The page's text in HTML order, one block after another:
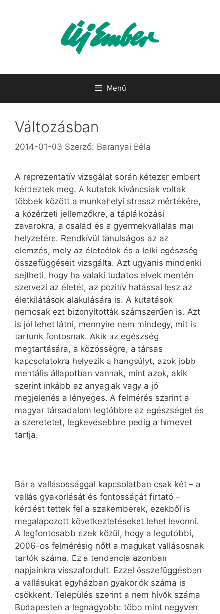
Menü
Változásban
2014-01-03 Szerző: Baranyai Béla
A reprezentatív vizsgálat során kétezer embert
kérdeztek meg. A kutatók kíváncsiak voltak
többek között a munkahelyi stressz mértékére,
a közérzeti jellemzőkre, a táplálkozási
zavarokra, a család és a gyermekvállalás mai
helyzetére. Rendkívül tanulságos az az
elemzés, mely az életcélok és a lelki egészség
összefüggéseit vizsgálta. Azt ugyanis mindenki
sejtheti, hogy ha valaki tudatos elvek mentén
szervezi az életét, az pozitív hatással lesz az
életkilátások alakulására is. A kutatások
nemcsak ezt bizonyították számszerűen is. Azt
is jól lehet látni, mennyire nem mindegy, mit is
tartunk fontosnak. Akik az egészség
megtartására, a közösségre, a társas
kapcsolatokra helyezik a hangsúlyt, azok jobb
mentális állapotban vannak, mint azok, akik
szerint inkább az anyagiak vagy a jó
megjelenés a lényeges. A felmérés szerint a
magyar társadalom legtöbbre az egészséget és
a szeretetet, legkevesebbre pedig a hírnevet
tartja.
Bár a vallásossággal kapcsolatban csak két – a
vallás gyakorlását és fontosságát firtató –
kérdést tettek fel a szakemberek, ezekből is
megalapozott következtetéseket lehet levonni.
A legfontosabb ezek közül, hogy a legutóbbi,
2006-os felmérésig nőtt a magukat vallásosnak
tartók száma. Ez a tendencia azonban
napjainkra visszafordult. Ezzel összefüggésben
a vallásukat egyházban gyakorlók száma is
csökkent. Település szerint a nem hívők száma
Budapesten a legnagyobb: több mint negyven